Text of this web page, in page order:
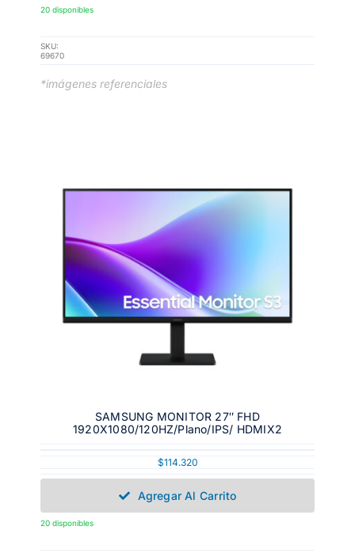
20 disponibles
SKU:
69670
*imágenes referenciales
SAMSUNG MONITOR 27″ FHD
1920X1080/120HZ/Plano/IPS/ HDMIX2
$114.320
Agregar Al Carrito
20 disponibles